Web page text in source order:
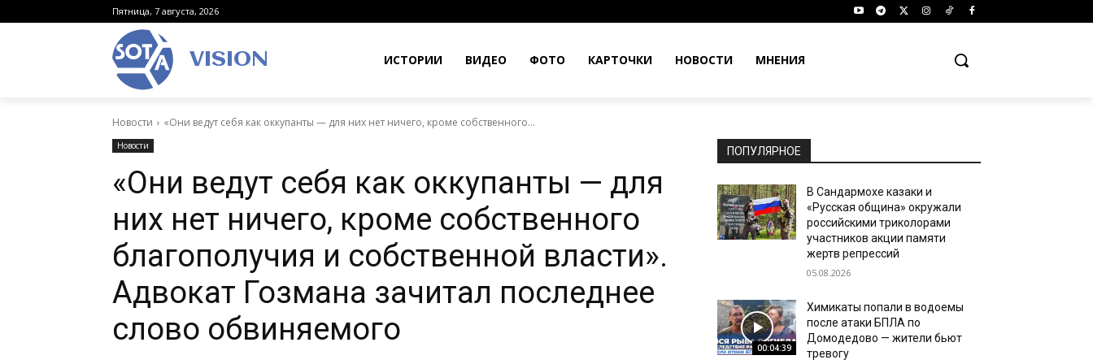
Пятница, 7 августа, 2026
VISION ИСТОРИИ ВИДЕО ФОТО КАРТОЧКИ НОВОСТИ МНЕНИЯ
Новости «Они ведут себя как оккупанты — для них нет ничего, кроме собственного...
Новости
«Они ведут себя как оккупанты — для
них нет ничего, кроме собственного
благополучия и собственной власти».
Адвокат Гозмана зачитал последнее
слово обвиняемого
ПОПУЛЯРНОЕ
В Сандармохе казаки и
«Русская община» окружали
российскими триколорами
участников акции памяти
жертв репрессий
05.08.2026
00:04:39
Химикаты попали в водоемы
после атаки БПЛА по
Домодедово — жители бьют
тревогу